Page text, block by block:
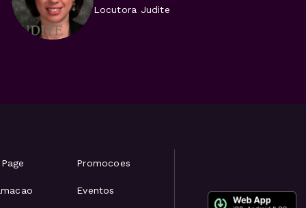
Locutora Judite
Promocoes
Eventos